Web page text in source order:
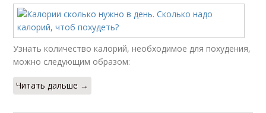
Узнать количество калорий, необходимое для похудения,
можно следующим образом:
Читать дальше →